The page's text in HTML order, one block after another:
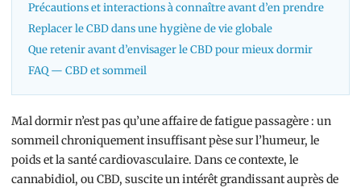
Précautions et interactions à connaître avant d’en prendre
Replacer le CBD dans une hygiène de vie globale
Que retenir avant d’envisager le CBD pour mieux dormir
FAQ — CBD et sommeil
Mal dormir n’est pas qu’une affaire de fatigue passagère : un
sommeil chroniquement insuffisant pèse sur l’humeur, le
poids et la santé cardiovasculaire. Dans ce contexte, le
cannabidiol, ou CBD, suscite un intérêt grandissant auprès de